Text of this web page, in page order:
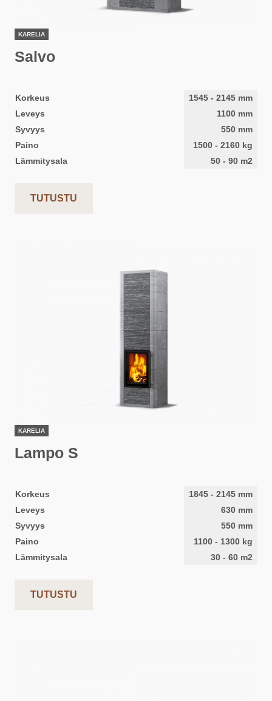
KARELIA
Salvo
Korkeus 1545 - 2145 mm
Leveys
1100 mm
Syvyys
550 mm
Paino
1500 - 2160 kg
Lämmitysala
50 - 90 m2
TUTUSTU
KARELIA
Lampo S
Korkeus 1845 - 2145 mm
Leveys
630 mm
Syvyys
550 mm
Paino
1100 - 1300 kg
Lämmitysala
30 - 60 m2
TUTUSTU